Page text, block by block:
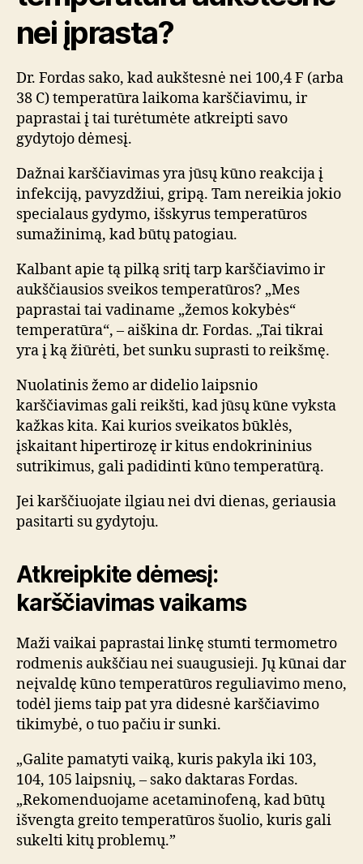
nei įprasta?
Dr. Fordas sako, kad aukštesnė nei 100,4 F (arba
38 C) temperatūra laikoma karščiavimu, ir
paprastai į tai turėtumėte atkreipti savo
gydytojo dėmesį.
Dažnai karščiavimas yra jūsų kūno reakcija į
infekciją, pavyzdžiui, gripą. Tam nereikia jokio
specialaus gydymo, išskyrus temperatūros
sumažinimą, kad būtų patogiau.
Kalbant apie tą pilką sritį tarp karščiavimo ir
aukščiausios sveikos temperatūros? „Mes
paprastai tai vadiname „žemos kokybės“
temperatūra“, – aiškina dr. Fordas. „Tai tikrai
yra į ką žiūrėti, bet sunku suprasti to reikšmę.
Nuolatinis žemo ar didelio laipsnio
karščiavimas gali reikšti, kad jūsų kūne vyksta
kažkas kita. Kai kurios sveikatos būklės,
įskaitant hipertirozę ir kitus endokrininius
sutrikimus, gali padidinti kūno temperatūrą.
Jei karščiuojate ilgiau nei dvi dienas, geriausia
pasitarti su gydytoju.
Atkreipkite dėmesį:
karščiavimas vaikams
Maži vaikai paprastai linkę stumti termometro
rodmenis aukščiau nei suaugusieji. Jų kūnai dar
neįvaldę kūno temperatūros reguliavimo meno,
todėl jiems taip pat yra didesnė karščiavimo
tikimybė, o tuo pačiu ir sunki.
„Galite pamatyti vaiką, kuris pakyla iki 103,
104, 105 laipsnių, – sako daktaras Fordas.
„Rekomenduojame acetaminofeną, kad būtų
išvengta greito temperatūros šuolio, kuris gali
sukelti kitų problemų.”